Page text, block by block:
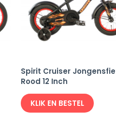
Spirit Cruiser
Rood 12 Inch
KLIK EN BESTEL